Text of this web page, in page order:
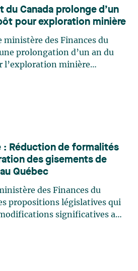
du Canada prolonge d’un
pour exploration minière
ministère des Finances du
prolongation d’un an du
l’exploration minière
actions accréditives. Cette
effet de maintenir le CIEM en
: Réduction de formalités
des gisements de
Québec
des Finances du
propositions législatives qui
significatives au
du lithium (les
que certaines de ces